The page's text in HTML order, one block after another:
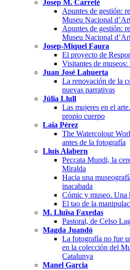
Josep M. Carreté
Apuntes de gestión:
Museu Nacional
Apuntes de gestión:
Museu Nacional
Josep-Miquel Faura
El proyecto de
Visitantes de
Juan José Lahuerta
La renovación de la
nuevas narrativas
Júlia Llull
Las mujeres en el
propio cuerpo
Laia Pérez
The Watercolour
antes de la fotografía
Lluís Alabern
Peccata Mundi, la
Miralda
Hacia una
inacabada
Cómic y museo. Una
El tao de la
M. Lluïsa Faxedas
Pastoral, de Celso
Magda Juandó
La fotografía no fue
en la colección del
Catalunya
Manel Garcia